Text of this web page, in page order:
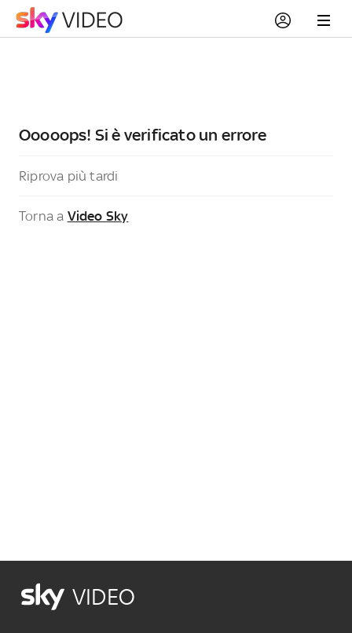
Ooooops! Si è verificato un errore
Riprova più tardi
Torna a Video Sky
VIDEO